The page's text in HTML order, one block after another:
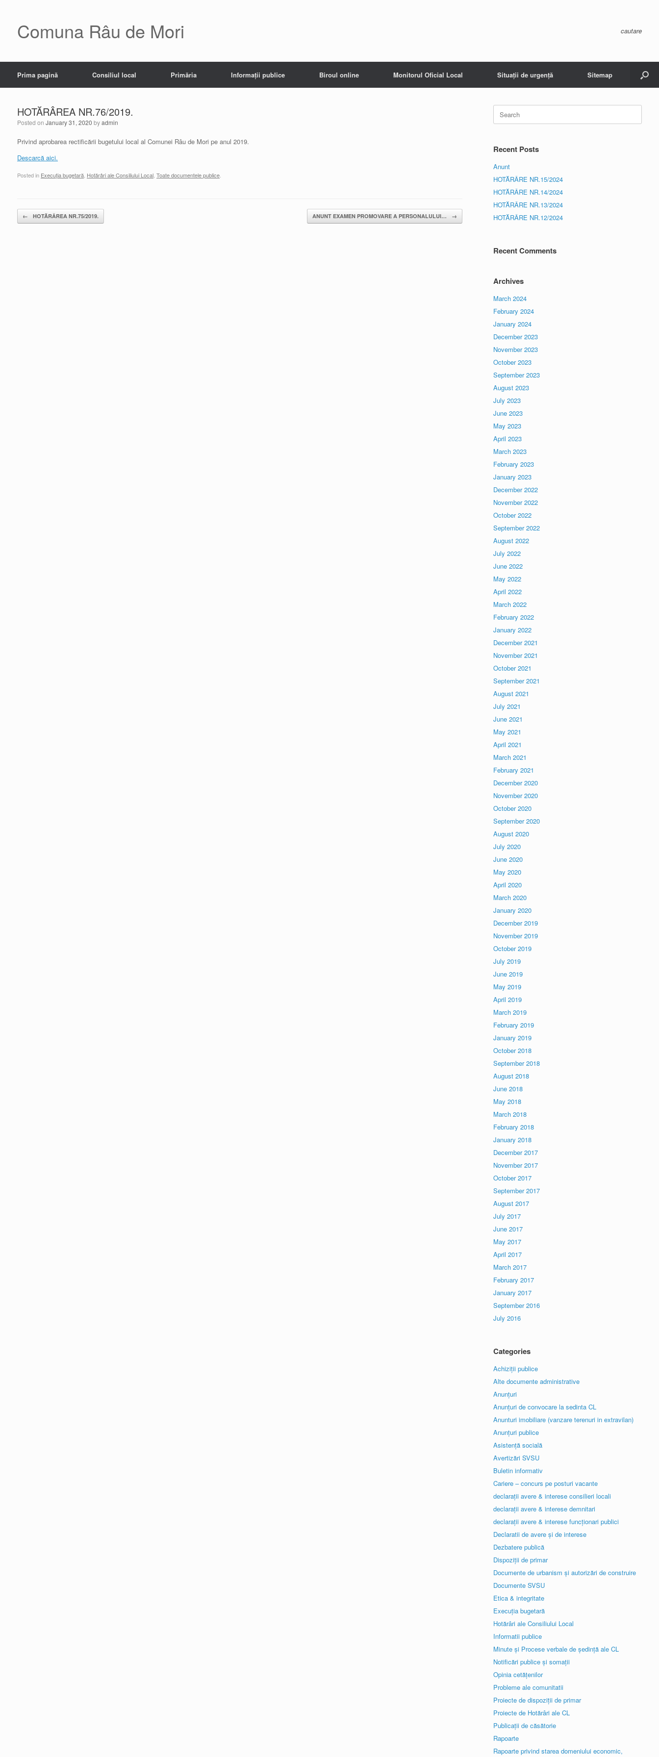
Comuna Râu de Mori cautare
Prima pagină Consiliul local Primăria Informații publice Biroul online Monitorul Oficial Local Situații de urgență Sitemap
HOTĂRÂREA NR.76/2019.
Posted on January 31, 2020 byadmin
Privind aprobarea rectificării bugetului local al Comunei Râu de Mori pe anul 2019.
Descarcă aici.
Posted in Execuția bugetară Hotărâri ale Consiliului Local Toate documentele publice
Post navigation
← HOTĂRÂREA NR.75/2019. ANUNT EXAMEN PROMOVARE A PERSONALULUI… →
Search
for:
Recent Posts
Anunt
HOTĂRÂRE NR.15/2024
HOTĂRÂRE NR.14/2024
HOTĂRÂRE NR.13/2024
HOTĂRÂRE NR.12/2024
Recent Comments
Archives
March 2024
February 2024
January 2024
December 2023
November 2023
October 2023
September 2023
August 2023
July 2023
June 2023
May 2023
April 2023
March 2023
February 2023
January 2023
December 2022
November 2022
October 2022
September 2022
August 2022
July 2022
June 2022
May 2022
April 2022
March 2022
February 2022
January 2022
December 2021
November 2021
October 2021
September 2021
August 2021
July 2021
June 2021
May 2021
April 2021
March 2021
February 2021
December 2020
November 2020
October 2020
September 2020
August 2020
July 2020
June 2020
May 2020
April 2020
March 2020
January 2020
December 2019
November 2019
October 2019
July 2019
June 2019
May 2019
April 2019
March 2019
February 2019
January 2019
October 2018
September 2018
August 2018
June 2018
May 2018
March 2018
February 2018
January 2018
December 2017
November 2017
October 2017
September 2017
August 2017
July 2017
June 2017
May 2017
April 2017
March 2017
February 2017
January 2017
September 2016
July 2016
Categories
Achiziții publice
Alte documente administrative
Anunțuri
Anunțuri de convocare la sedinta CL
Anunturi imobiliare (vanzare terenuri in extravilan)
Anunțuri publice
Asistență socială
Avertizări SVSU
Buletin informativ
Cariere – concurs pe posturi vacante
declarații avere & interese consilieri locali
declarații avere & interese demnitari
declarații avere & interese funcționari publici
Declaratii de avere și de interese
Dezbatere publică
Dispoziții de primar
Documente de urbanism și autorizări de construire
Documente SVSU
Etica & integritate
Execuția bugetară
Hotărâri ale Consiliului Local
Informatii publice
Minute și Procese verbale de ședință ale CL
Notificări publice și somații
Opinia cetățenilor
Probleme ale comunitatii
Proiecte de dispoziții de primar
Proiecte de Hotărâri ale CL
Publicații de căsătorie
Rapoarte
Rapoarte privind starea domeniului economic,